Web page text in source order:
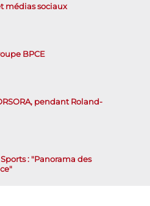
médias sociaux
BPCE
pendant Roland-
: "Panorama des